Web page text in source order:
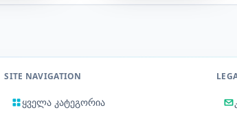
SITE NAVIGATION
ყველა კატეგორია